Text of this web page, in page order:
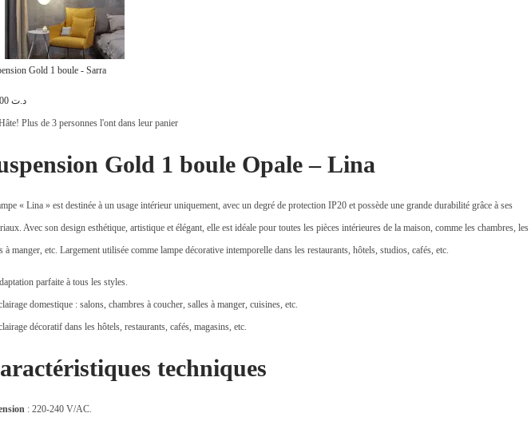
Gold 1 boule - Sarra
د.ت
Plus de 3 personnes l'ont dans leur panier
Gold 1 boule Opale – Lina
« Lina » est destinée à un usage intérieur uniquement, avec un degré de protection IP20 et possède une grande durabilité grâce à ses
Avec son design esthétique, artistique et élégant, elle est idéale pour toutes les pièces intérieures de la maison, comme les chambres, les
à manger, etc. Largement utilisée comme lampe décorative intemporelle dans les restaurants, hôtels, studios, cafés, etc.
parfaite à tous les styles.
domestique : salons, chambres à coucher, salles à manger, cuisines, etc.
décoratif dans les hôtels, restaurants, cafés, magasins, etc.
techniques
: 220-240 V/AC.